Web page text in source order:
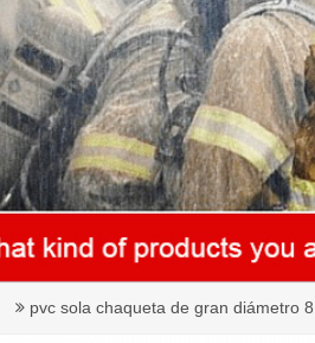
pvc sola chaqueta de gran diámetro